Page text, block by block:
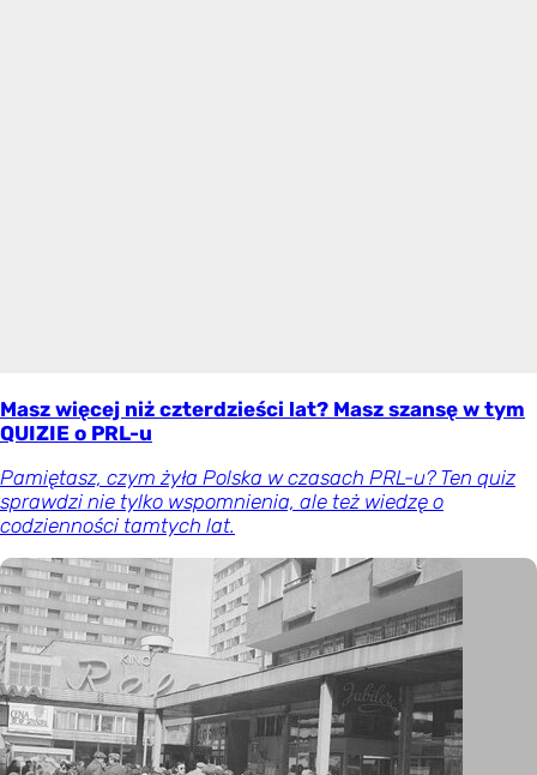
Masz więcej niż czterdzieści lat? Masz szansę w tym
QUIZIE o PRL-u
Pamiętasz, czym żyła Polska w czasach PRL-u? Ten quiz
sprawdzi nie tylko wspomnienia, ale też wiedzę o
codzienności tamtych lat.